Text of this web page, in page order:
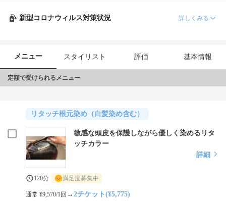
新型コロナウィルス対策状況
詳しくみる
メニュー スタイリスト 評価 基本情報
定額で受けられるメニュー
リタッチ根元染め（白髪染め含む）
敏感な頭皮を保護しながら優しく染めるリタ
ッチカラー
詳細
120分 満足度募集中
通常 ¥9,570/1回 →2チケット(¥5,775)